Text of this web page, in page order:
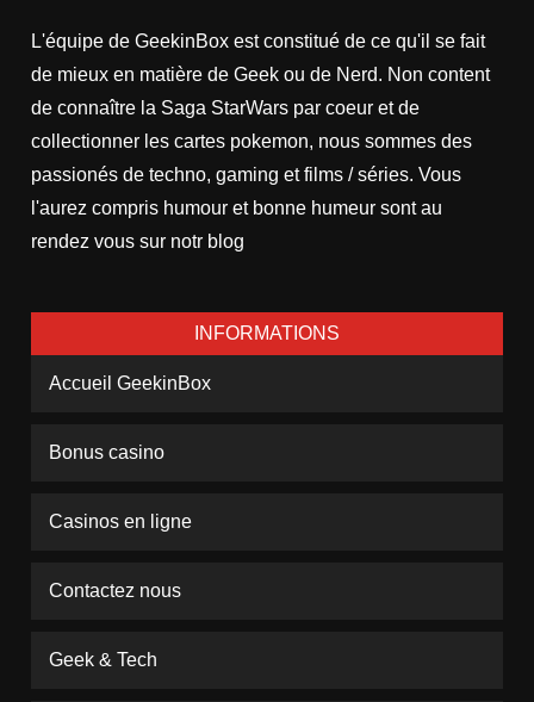
L'équipe de GeekinBox est constitué de ce qu'il se fait
de mieux en matière de Geek ou de Nerd. Non content
de connaître la Saga StarWars par coeur et de
collectionner les cartes pokemon, nous sommes des
passionés de techno, gaming et films / séries. Vous
l'aurez compris humour et bonne humeur sont au
rendez vous sur notr blog
INFORMATIONS
Accueil GeekinBox
Bonus casino
Casinos en ligne
Contactez nous
Geek & Tech